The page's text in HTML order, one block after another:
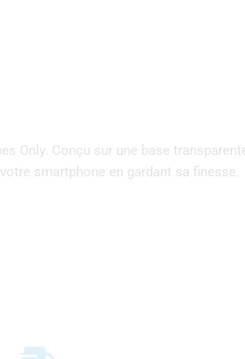
Only. Conçu sur une base
smartphone en gardant sa finesse.